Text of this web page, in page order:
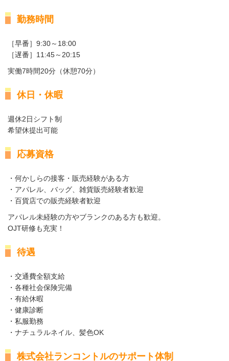
勤務時間
［早番］9:30～18:00
［遅番］11:45～20:15
実働7時間20分（休憩70分）
休日・休暇
週休2日シフト制
希望休提出可能
応募資格
・何かしらの接客・販売経験がある方
・アパレル、バッグ、雑貨販売経験者歓迎
・百貨店での販売経験者歓迎
アパレル未経験の方やブランクのある方も歓迎。
OJT研修も充実！
待遇
・交通費全額支給
・各種社会保険完備
・有給休暇
・健康診断
・私服勤務
・ナチュラルネイル、髪色OK
株式会社ランコントルのサポート体制